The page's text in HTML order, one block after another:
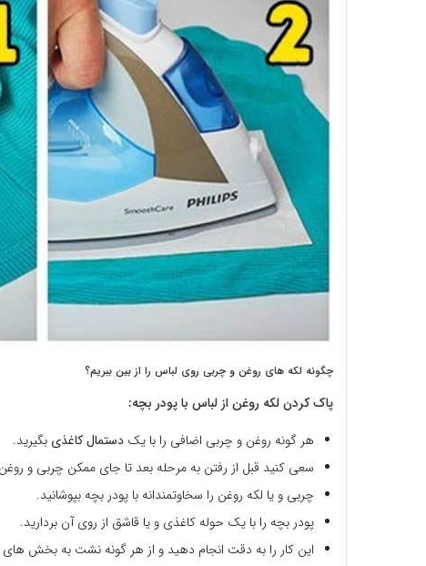
چگونه لکه های روغن و چربی روی لباس را از بین ببریم؟
پاک کردن لکه روغن از لباس با پودر بچه:
هر گونه روغن و چربی اضافی را با یک دستمال کاغذی بگیرید.
سعی کنید قبل از رفتن به مرحله بعد تا جای ممکن چربی و
چربی و یا لکه روغن را سخاوتمندانه با پودر بچه بپوشانید.
پودر بچه را با یک حوله کاغذی و یا قاشق از روی آن بردارید.
این کار را به دقت انجام دهید و از هر گونه نشت به بخش